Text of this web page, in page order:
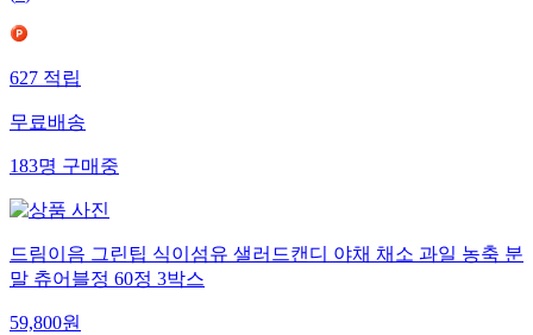
627 적립
무료배송
183명 구매중
드림이음 그린팁 식이섬유 샐러드캔디 야채 채소 과일 농축 분
말 츄어블정 60정 3박스
59,800원